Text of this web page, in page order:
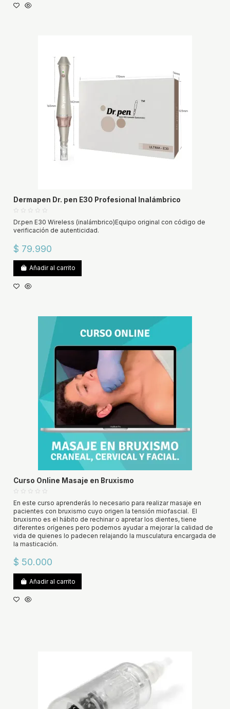
Dermapen Dr. pen E30 Profesional Inalámbrico
Dr.pen E30 Wireless (inalámbrico)Equipo original con código de
verificación de autenticidad.
$ 79.990
Añadir al carrito
Curso Online Masaje en Bruxismo
En este curso aprenderás lo necesario para realizar masaje en
pacientes con bruxismo cuyo origen la tensión miofascial. El
bruxismo es el hábito de rechinar o apretar los dientes, tiene
diferentes orígenes pero podemos ayudar a mejorar la calidad de
vida de quienes lo padecen relajando la musculatura encargada de
la masticación.
$ 50.000
Añadir al carrito